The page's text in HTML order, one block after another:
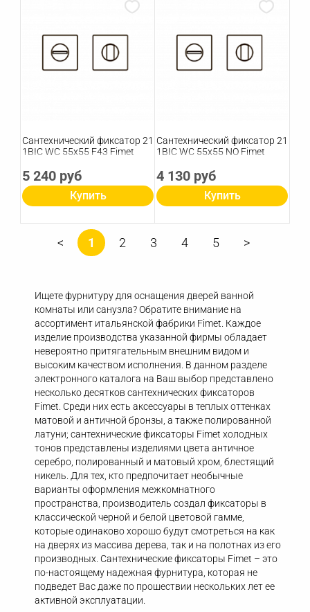
Сантехнический фиксатор 21
1BIC WC 55х55 F43 Fimet
5 240 руб
Купить
Сантехнический фиксатор 21
1BIC WC 55х55 NO Fimet
4 130 руб
Купить
1 2 3 4 5
Ищете фурнитуру для оснащения дверей ванной
комнаты или санузла? Обратите внимание на
ассортимент итальянской фабрики Fimet. Каждое
изделие производства указанной фирмы обладает
невероятно притягательным внешним видом и
высоким качеством исполнения. В данном разделе
электронного каталога на Ваш выбор представлено
несколько десятков сантехнических фиксаторов
Fimet. Среди них есть аксессуары в теплых оттенках
матовой и античной бронзы, а также полированной
латуни; сантехнические фиксаторы Fimet холодных
тонов представлены изделиями цвета античное
серебро, полированный и матовый хром, блестящий
никель. Для тех, кто предпочитает необычные
варианты оформления межкомнатного
пространства, производитель создал фиксаторы в
классической черной и белой цветовой гамме,
которые одинаково хорошо будут смотреться на как
на дверях из массива дерева, так и на полотнах из его
производных. Сантехнические фиксаторы Fimet – это
по-настоящему надежная фурнитура, которая не
подведет Вас даже по прошествии нескольких лет ее
активной эксплуатации.